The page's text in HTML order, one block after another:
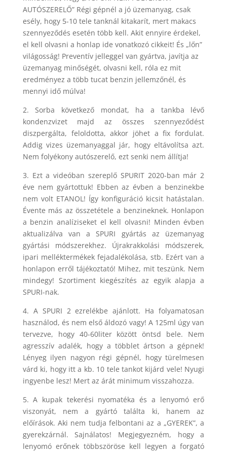
AUTÓSZERELŐ” Régi gépnél a jó üzemanyag, csak
esély, hogy 5-10 tele tanknál kitakarít, mert makacs
szennyeződés esetén több kell. Akit ennyire érdekel,
el kell olvasni a honlap ide vonatkozó cikkeit! És „lőn”
világosság! Preventív jelleggel van gyártva, javítja az
üzemanyag minőségét, olvasni kell, róla ez mit
eredményez a több tucat benzin jellemzőnél, és
mennyi idő múlva!
2. Sorba következő mondat, ha a tankba lévő
kondenzvizet majd az összes szennyeződést
diszpergálta, feloldotta, akkor jöhet a fix fordulat.
Addig vizes üzemanyaggal jár, hogy eltávolítsa azt.
Nem folyékony autószerelő, ezt senki nem állítja!
3. Ezt a videóban szereplő SPURIT 2020-ban már 2
éve nem gyártottuk! Ebben az évben a benzinekbe
nem volt ETANOL! Így konfiguráció kicsit hatástalan.
Évente más az összetétele a benzineknek. Honlapon
a benzin analíziseket el kell olvasni! Minden évben
aktualizálva van a SPURI gyártás az üzemanyag
gyártási módszerekhez. Újrakrakkolási módszerek,
ipari melléktermékek fejadalékolása, stb. Ezért van a
honlapon erről tájékoztató! Mihez, mit teszünk. Nem
mindegy! Szortiment kiegészítés az egyik alapja a
SPURI-nak.
4. A SPURI 2 ezrelékbe ajánlott. Ha folyamatosan
használod, és nem első áldozó vagy! A 125ml úgy van
tervezve, hogy 40-60liter között öntsd bele. Nem
agresszív adalék, hogy a többlet ártson a gépnek!
Lényeg ilyen nagyon régi gépnél, hogy türelmesen
várd ki, hogy itt a kb. 10 tele tankot kijárd vele! Nyugi
ingyenbe lesz! Mert az árát minimum visszahozza.
5. A kupak tekerési nyomatéka és a lenyomó erő
viszonyát, nem a gyártó találta ki, hanem az
előírások. Aki nem tudja felbontani az a „GYEREK”, a
gyerekzárnál. Sajnálatos! Megjegyezném, hogy a
lenyomó erőnek többszöröse kell legyen a forgató